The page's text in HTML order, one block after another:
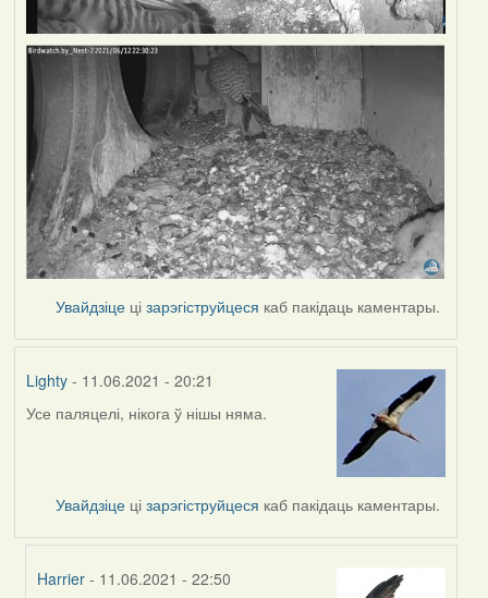
Увайдзіце цізарэгіструйцеся каб пакідаць каментары.
Lighty- 11.06.2021 - 20:21
Усе паляцелі, нікога ў нішы няма.
Увайдзіце цізарэгіструйцеся каб пакідаць каментары.
Harrier - 11.06.2021 - 22:50